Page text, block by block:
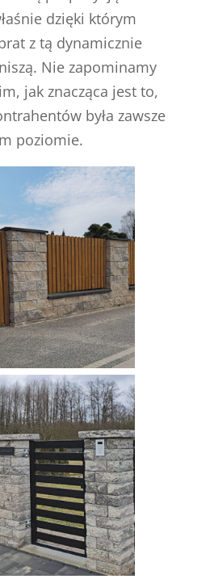
dzięki którym
z tą dynamicznie
Nie zapominamy
jak znacząca jest to,
była zawsze
poziomie.